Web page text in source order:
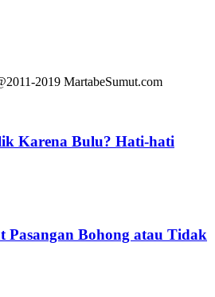
2019 MartabeSumut.com
Karena Bulu? Hati-hati
Bohong atau Tidak